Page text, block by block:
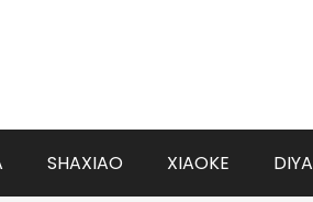
SHAXIAO XIAOKE DIYA